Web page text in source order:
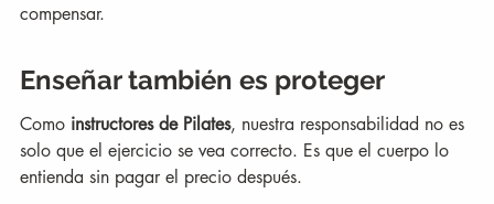
compensar.
Enseñar también es proteger
Como instructores de Pilates, nuestra responsabilidad no es
solo que el ejercicio se vea correcto. Es que el cuerpo lo
entienda sin pagar el precio después.